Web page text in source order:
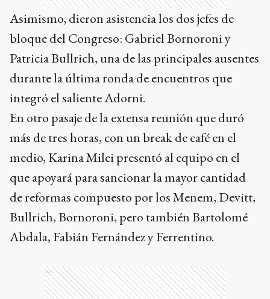
Asimismo, dieron asistencia los dos jefes de
bloque del Congreso: Gabriel Bornoroni y
Patricia Bullrich, una de las principales ausentes
durante la última ronda de encuentros que
integró el saliente Adorni.
En otro pasaje de la extensa reunión que duró
más de tres horas, con un break de café en el
medio, Karina Milei presentó al equipo en el
que apoyará para sancionar la mayor cantidad
de reformas compuesto por los Menem, Devitt,
Bullrich, Bornoroni, pero también Bartolomé
Abdala, Fabián Fernández y Ferrentino.
Ads